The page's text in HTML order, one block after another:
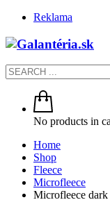
Reklama
No products in
Home
Shop
Fleece
Microfleece
Microfleece